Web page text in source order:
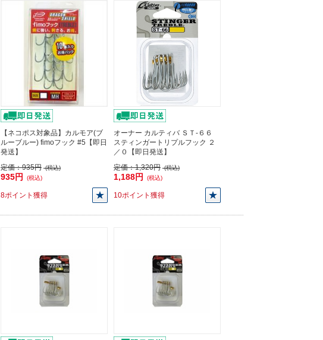
【ネコポス対象品】カルモア(ブ
ルーブルー) fimoフック #5【即日
発送】
定価：935円 (税込)
935円 (税込)
8ポイント獲得
オーナー カルティバ ＳＴ-６６
スティンガートリプルフック ２
／０【即日発送】
定価：1,320円 (税込)
1,188円 (税込)
10ポイント獲得